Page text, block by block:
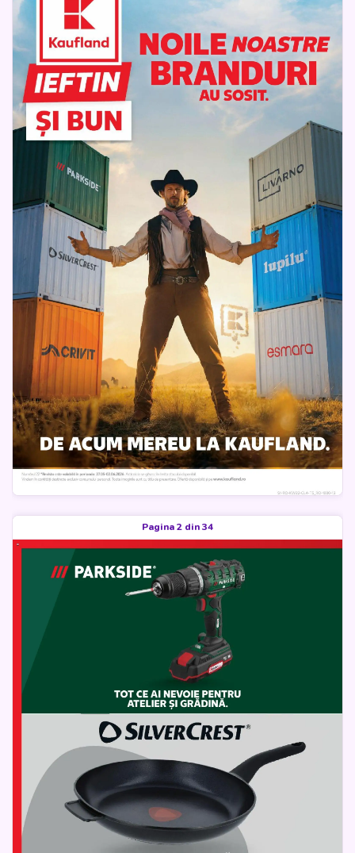
Catalogul Kaufland Nonfood România îi ajută pe clienți să
urmărească mai ușor noutățile și să aleagă produse potrivite
pentru familie și gospodărie. Aruncă o privire la noul catalog
Kaufland Nonfood și descoperă branduri noi, articole utile și
oferte pregătite pentru cumpărături inspirate.
Pagina 2 din 34